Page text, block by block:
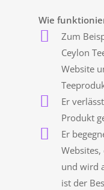
Wie
Zum
Ceylon
Website
Er
Produkt
Er
und wird
ist der